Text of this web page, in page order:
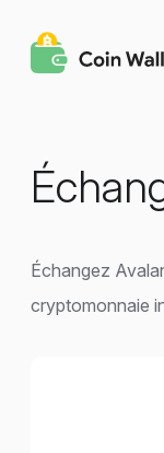
Échangez
cryptomonnaie